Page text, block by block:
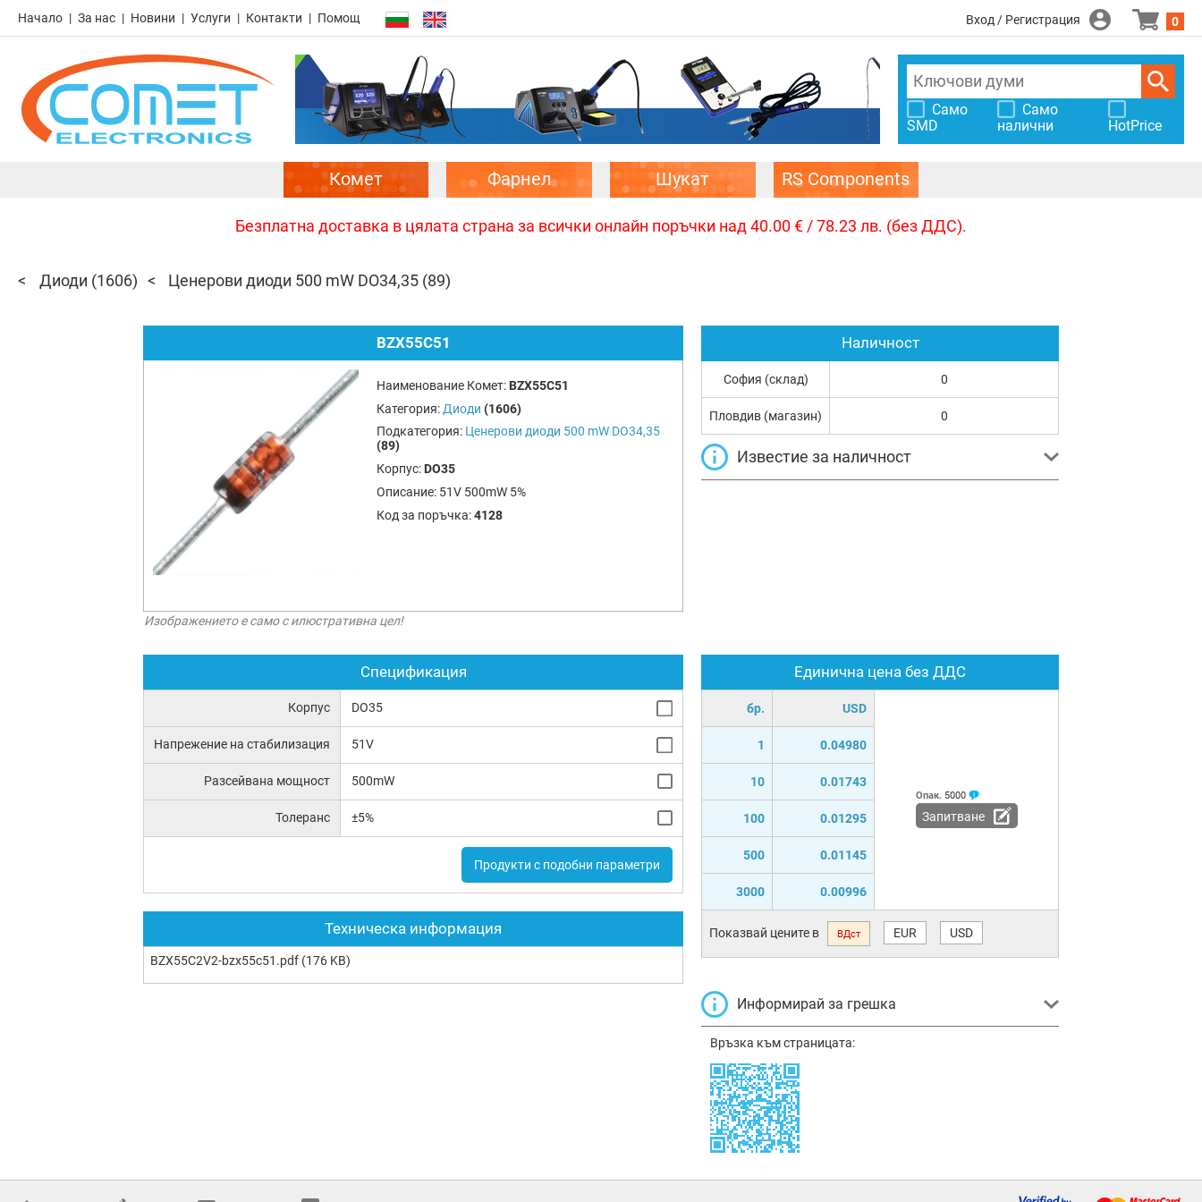
Начало За нас Новини Услуги Контакти Помощ Вход / Регистрация 0
Само
SMD
Само
налични
HotPrice
Комет Фарнел Шукат RS Components
Безплатна доставка в цялата страна за всички онлайн поръчки над 40.00 € / 78.23 лв. (без ДДС).
Диоди (1606) Ценерови диоди 500 mW DO34,35 (89)
BZX55C51
Наименование Комет: BZX55C51
Категория: Диоди (1606)
Подкатегория: Ценерови диоди 500 mW DO34,35
(89)
Корпус: DO35
Описание: 51V 500mW 5%
Код за поръчка:4128
Изображението е само с илюстративна цел!
Спецификация
Корпус DO35
Напрежение на стабилизация 51V
Разсейвана мощност 500mW
Толеранс ±5%
Продукти с подобни параметри
Техническа информация
BZX55C2V2-bzx55c51.pdf (176 KB)
Единична цена без ДДС
бр. USD
1 0.04980
10 0.01743
100 0.01295
500 0.01145
3000 0.00996
Опак. 5000
Запитване
Показвай цените в ВДст EUR USD
Информирай за грешка
Връзка към страницата:
Наличност
София (склад) 0
Пловдив (магазин) 0
Известие за наличност